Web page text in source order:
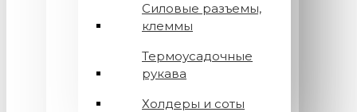
Силовые разъемы,
клеммы
Термоусадочные
рукава
Холдеры и соты